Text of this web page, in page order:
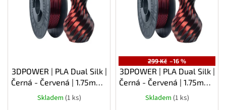
3DPOWER | PLA Dual Silk |
Černá - Červená | 1.75mm |
1kg
Skladem (1 ks)
299 Kč –16 %
3DPOWER | PLA Dual Silk |
Černá - Červená | 1.75mm |
0,3kg
Skladem (1 ks)